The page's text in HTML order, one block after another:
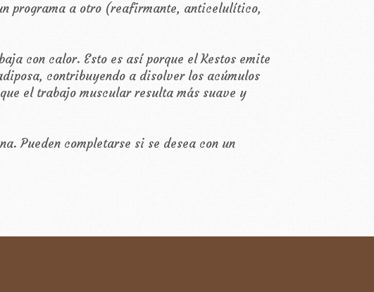
programa a otro (reafirmante, anticelulítico,
con calor. Esto es así porque el Kestos emite
contribuyendo a disolver los acúmulos
el trabajo muscular resulta más suave y
Pueden completarse si se desea con un